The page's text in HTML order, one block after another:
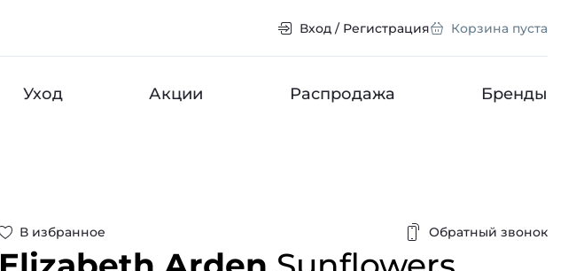
Вход / Регистрация Корзина пуста
Уход Акции Распродажа Бренды
В избранное Обратный звонок